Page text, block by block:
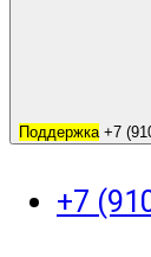
Поддержка +7
+7